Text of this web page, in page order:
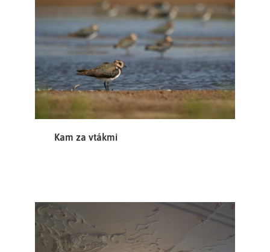
Za architekta stavby můžeme považovat
Bartoloměje Zindtnera
Kam za vtákmi